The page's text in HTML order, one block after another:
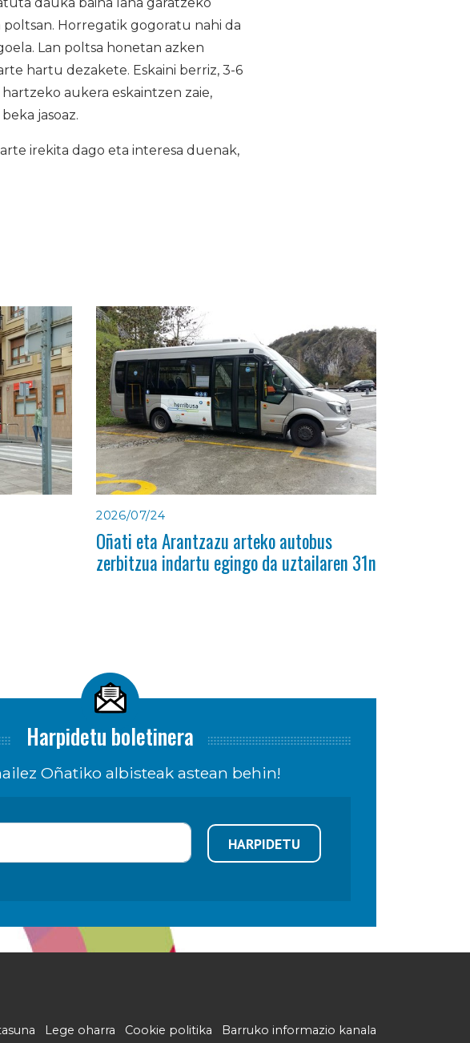
Horregatik gogoratu nahi da
Lan poltsa honetan azken
hartu dezakete. Eskaini berriz, 3-6
aukera eskaintzen zaie,
jasoaz.
irekita dago eta interesa duenak,
2026/07/24
Oñati eta Arantzazu arteko autobus
zerbitzua indartu egingo da uztailaren 31n
Harpidetu boletinera
Oñatiko albisteak astean behin!
HARPIDETU
Lege oharra Cookie politika Barruko informazio kanala